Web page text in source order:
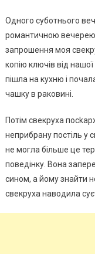
Одного суботнього
романтичною
запрошення моя
копію ключів від
пішла на кухню і
чашку в раковині.
Потім свекруха
неприбрану постіль у
не могла більше це
поведінку. Вона
сином, а йому знайти
свекруха наводила